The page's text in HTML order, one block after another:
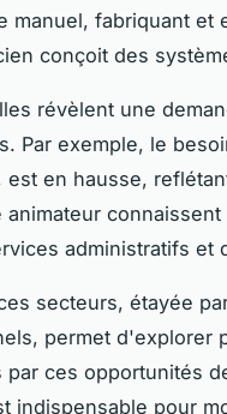
manuel, fabriquant et
conçoit des
révèlent une
Par exemple, le
est en hausse,
administratifs et
secteurs, étayée
permet d'explorer
ces opportunités
indispensable pour